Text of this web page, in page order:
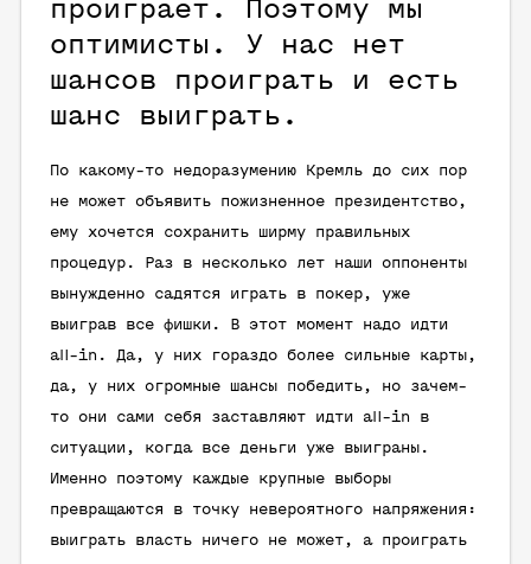
проиграет. Поэтому мы
оптимисты. У нас нет
шансов проиграть и есть
шанс выиграть.
По какому-то недоразумению Кремль до сих пор
не может объявить пожизненное президентство,
ему хочется сохранить ширму правильных
процедур. Раз в несколько лет наши оппоненты
вынужденно садятся играть в покер, уже
выиграв все фишки. В этот момент надо идти
all-in. Да, у них гораздо более сильные карты,
да, у них огромные шансы победить, но зачем-
то они сами себя заставляют идти all-in в
ситуации, когда все деньги уже выиграны.
Именно поэтому каждые крупные выборы
превращаются в точку невероятного напряжения:
выиграть власть ничего не может, а проиграть